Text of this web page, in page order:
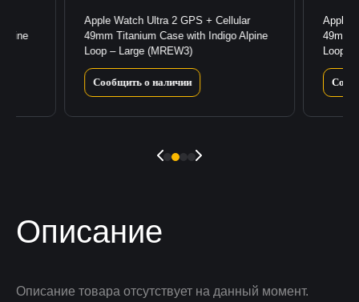
Apple Watch Ultra 2 GPS + Cellular
49mm Titanium Case with Indigo Alpine
Loop – Large (MREW3)
Сообщить о наличии
Apple
49mm
Loop –
Описание
Описание товара отсутствует на данный момент.